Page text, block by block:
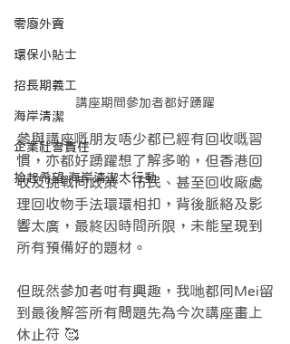
零廢外賣
環保小貼士
招長期義工
海岸清潔
企業社會責任
拾起希望 海岸清潔大行動
講座期間參加者都好踴躍
參與講座嘅朋友唔少都已經有回收嘅習
慣，亦都好踴躍想了解多啲，但香港回
收及挑戰同政策、市民、甚至回收廠處
理回收物手法環環相扣，背後脈絡及影
響太廣，最終因時間所限，未能呈現到
所有預備好的題材。
但既然參加者咁有興趣，我哋都同Mei留
到最後解答所有問題先為今次講座畫上
休止符 🥰